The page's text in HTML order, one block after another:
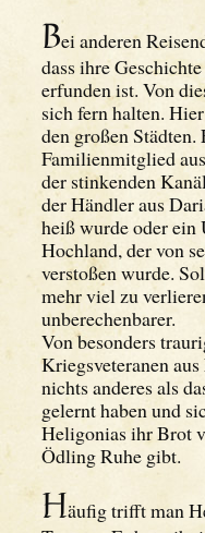
Bei anderen
dass ihre
erfunden ist. Von
sich fern halten.
den großen
Familienmitglied
der stinkenden
der Händler aus
heiß wurde oder ein
Hochland, der von
verstoßen wurde.
mehr viel zu
unberechenbarer.
Von besonders
Kriegsveteranen
nichts anderes als
gelernt haben und
Heligonias ihr Brot
Ödling Ruhe gibt.
Häufig trifft man